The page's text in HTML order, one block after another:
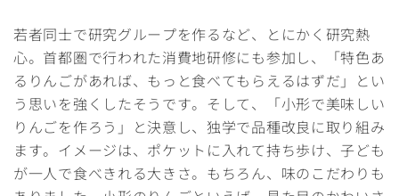
若者同士で研究グループを作るなど、とにかく研究熱
心。首都圏で行われた消費地研修にも参加し、「特色あ
るりんごがあれば、もっと食べてもらえるはずだ」とい
う思いを強くしたそうです。そして、「小形で美味しい
りんごを作ろう」と決意し、独学で品種改良に取り組み
ます。イメージは、ポケットに入れて持ち歩け、子ども
が一人で食べきれる大きさ。もちろん、味のこだわりも